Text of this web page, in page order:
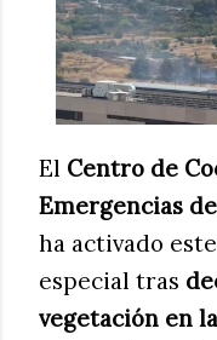
El Centro de
Emergencias
ha activado
especial tras
vegetación en